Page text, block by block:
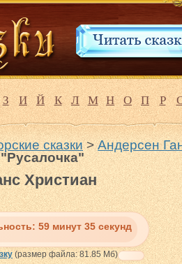
З И Й К Л М Н О П Р
сказки>Андерсен
Христиан
59 минут 35 секунд
(размер файла: 81.85 Мб)